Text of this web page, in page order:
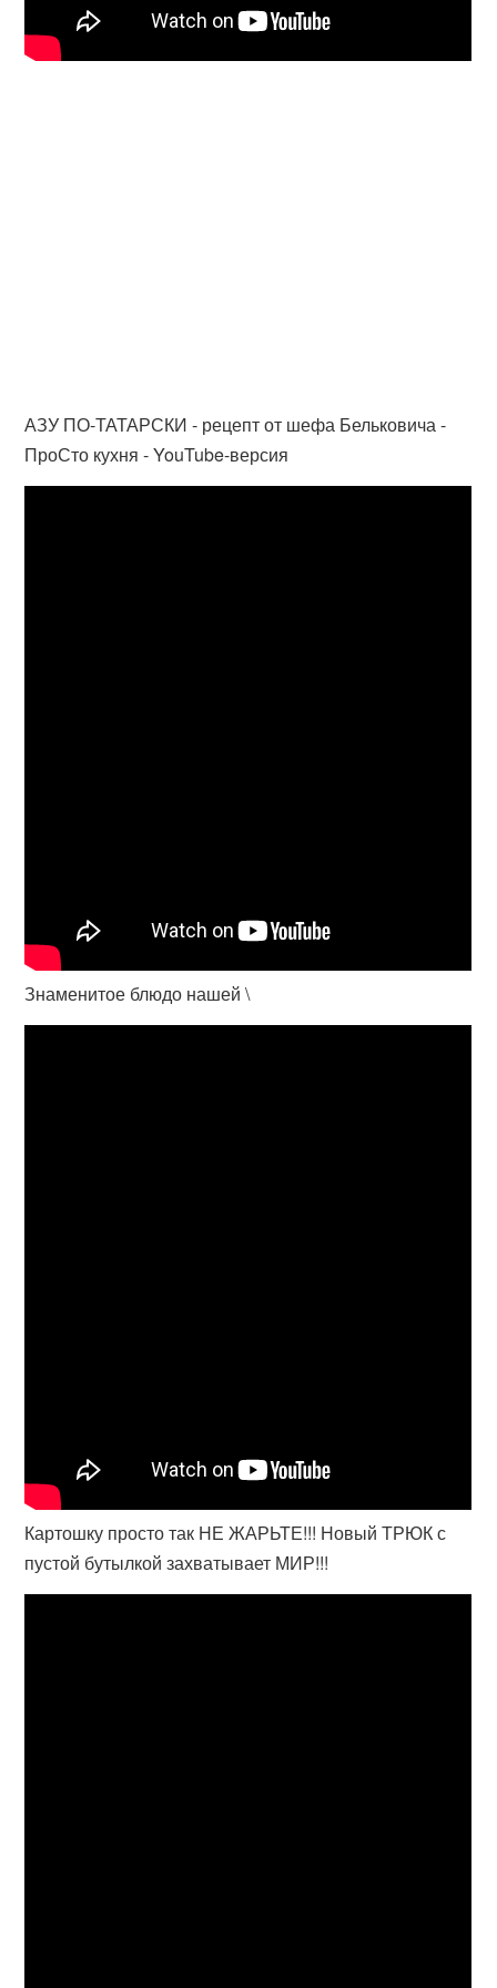
АЗУ ПО-ТАТАРСКИ - рецепт от шефа Бельковича -
ПроСто кухня - YouTube-версия
Знаменитое блюдо нашей \
Картошку просто так НЕ ЖАРЬТЕ!!! Новый ТРЮК с
пустой бутылкой захватывает МИР!!!